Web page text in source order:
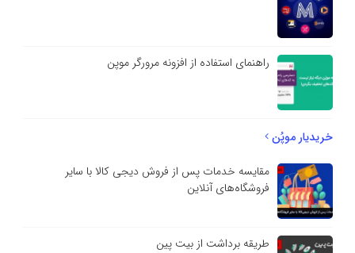
راهنمای استفاده از افزونه مرورگر موپن
خریدیار موپُن
مقایسه خدمات پس از فروش دیجی کالا با سایر
فروشگاه‌های آنلاین
طریقه برداشت از بیت پین